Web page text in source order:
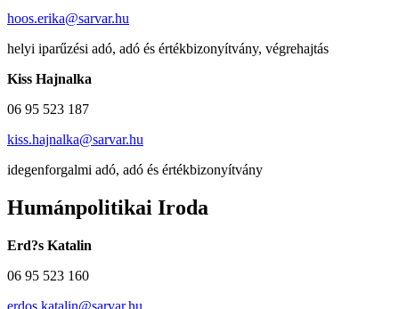
hoos.erika@sarvar.hu
helyi iparűzési adó, adó és értékbizonyítvány, végrehajtás
Kiss Hajnalka
06 95 523 187
kiss.hajnalka@sarvar.hu
idegenforgalmi adó, adó és értékbizonyítvány
Humánpolitikai Iroda
Erd?s Katalin
06 95 523 160
erdos.katalin@sarvar.hu